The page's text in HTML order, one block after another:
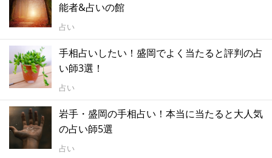
能者&占いの館
占い
手相占いしたい！盛岡でよく当たると評判の占
い師3選！
占い
岩手・盛岡の手相占い！本当に当たると大人気
の占い師5選
占い